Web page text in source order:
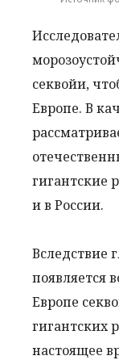
секвойи,
Европе. В
гигантские
и в России.
Вследствие
появляется
Европе
гигантских
настоящее